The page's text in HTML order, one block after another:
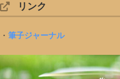
リンク
・ 筆子ジャーナル